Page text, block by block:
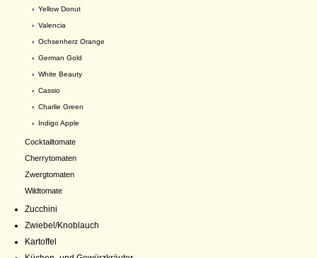
› Yellow Donut
› Valencia
› Ochsenherz Orange
› German Gold
› White Beauty
› Cassio
› Charlie Green
› Indigo Apple
Cocktailtomate
Cherrytomaten
Zwergtomaten
Wildtomate
Zucchini
Zwiebel/Knoblauch
Kartoffel